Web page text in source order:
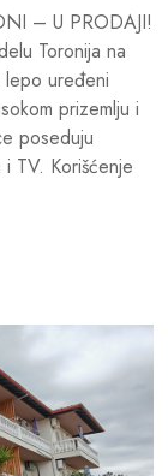
– U PRODAJI!
Toronija na
uređeni
prizemlju i
poseduju
TV. Korišćenje